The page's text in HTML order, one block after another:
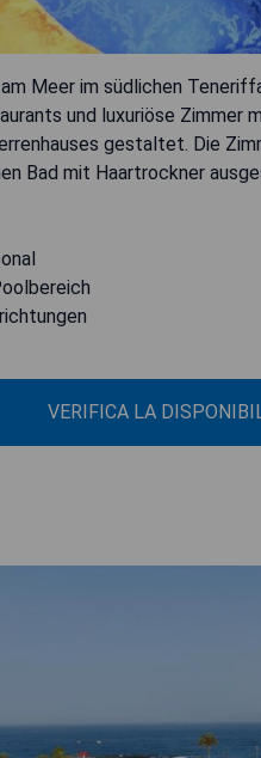
Meer im südlichen
und luxuriöse Zimmer
gestaltet. Die
Bad mit Haartrockner
VERIFICA LA